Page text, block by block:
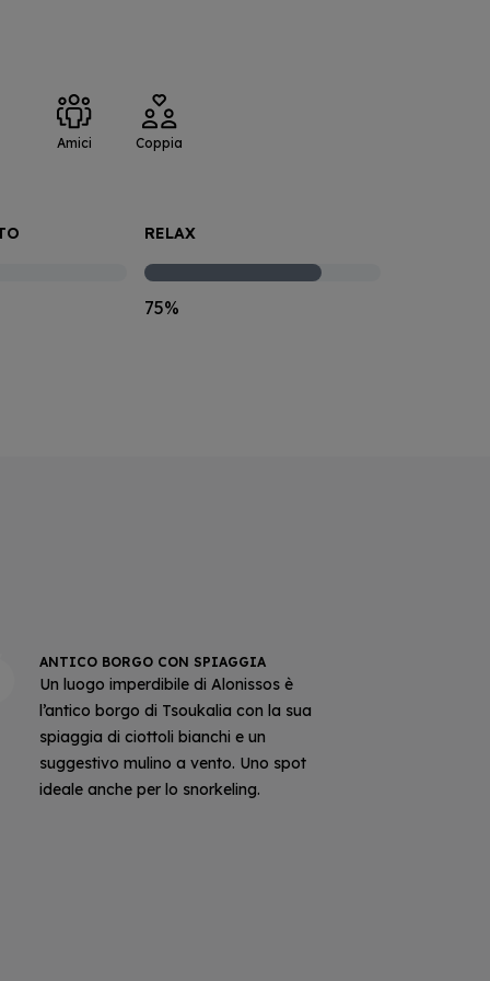
Amici Coppia
RELAX
75%
ANTICO BORGO CON SPIAGGIA
Un luogo imperdibile di Alonissos è
l’antico borgo di Tsoukalia con la sua
spiaggia di ciottoli bianchi e un
suggestivo mulino a vento. Uno spot
ideale anche per lo snorkeling.